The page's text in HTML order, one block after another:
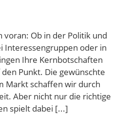
Ob in der Politik und
Interessengruppen oder in
Ihre Kernbotschaften
Punkt. Die gewünschte
Markt schaffen wir durch
Aber nicht nur die richtige
spielt dabei [...]